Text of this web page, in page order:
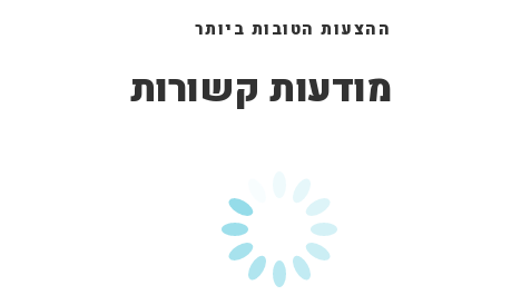
ההצעות הטובות ביותר
מודעות קשורות